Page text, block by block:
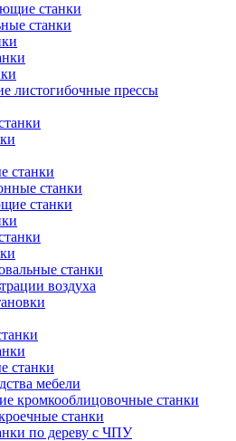
станки
станки
листогибочные прессы
станки
станки
станки
станки
воздуха
станки
мебели
кромкооблицовочные станки
станки
по дереву с ЧПУ